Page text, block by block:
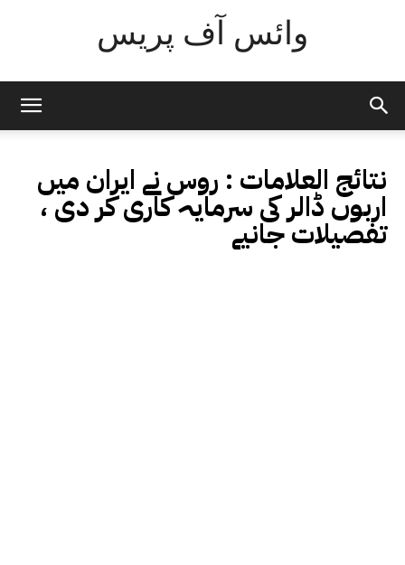
وائس آف پریس
نتائج العلامات : روس نے ایران میں
اربوں ڈالر کی سرمایہ کاری کر دی ،
تفصیلات جانیے